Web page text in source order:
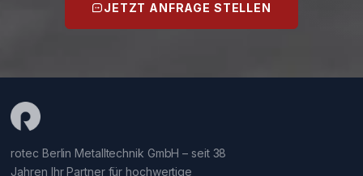
JETZT ANFRAGE STELLEN
rotec Berlin Metalltechnik GmbH – seit 38
Jahren Ihr Partner für hochwertige